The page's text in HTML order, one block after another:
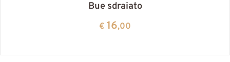
Bue sdraiato
€ 16,00